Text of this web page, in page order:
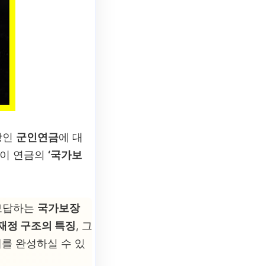
군인연금에 대
연금의 ‘국가보
하는 국가보장
정 구조의 특징, 그
완성하실 수 있